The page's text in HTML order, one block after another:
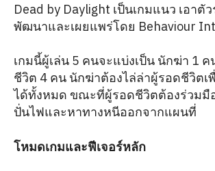
Dead by Daylight เป็นเกมแนว เอา
พัฒนาและเผยแพร่โดย Behaviour
เกมนี้ผู้เล่น 5 คนจะแบ่งเป็น นักฆ่า 1
ชีวิต 4 คน นักฆ่าต้องไล่ล่าผู้รอดชีวิตเ
ได้ทั้งหมด ขณะที่ผู้รอดชีวิตต้องร่วมมื
ปั่นไฟและหาทางหนีออกจากแผนที่
โหมดเกมและฟีเจอร์หลัก